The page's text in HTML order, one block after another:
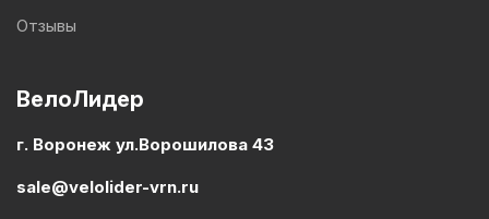
ВелоЛидер
г. Воронеж ул.Ворошилова 43
sale@velolider-vrn.ru
Отзывы